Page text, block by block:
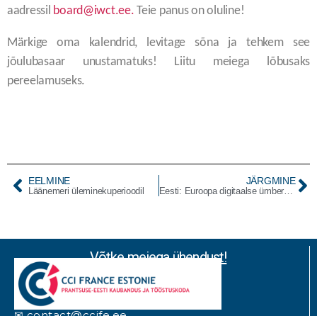
aadressil board@iwct.ee. Teie panus on oluline!
Märkige oma kalendrid, levitage sõna ja tehkem see
jõulubasaar unustamatuks! Liitu meiega lõbusaks
pereelamuseks.
EELMINE
Läänemeri üleminekuperioodil
JÄRGMINE
Eesti: Euroopa digitaalse ümberkujundamise mudel
Võtke meiega ühendust!